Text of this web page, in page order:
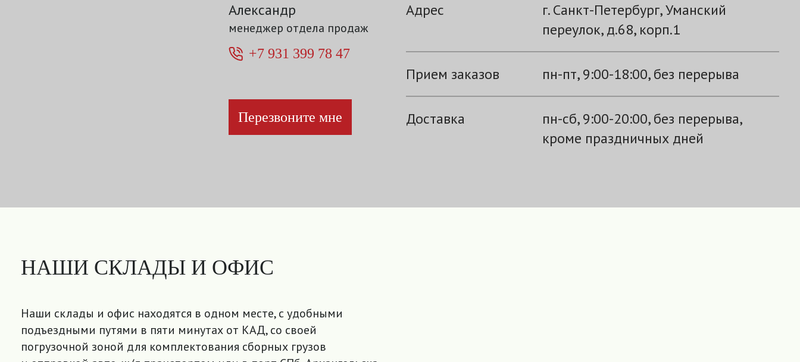
Александр
менеджер отдела продаж
+7 931 399 78 47
Перезвоните мне
Адрес
г. Санкт-Петербург, Уманский
переулок, д.68, корп.1
Прием заказов пн-пт, 9:00-18:00, без перерыва
Доставка
пн-сб, 9:00-20:00, без перерыва,
кроме праздничных дней
НАШИ СКЛАДЫ И ОФИС
Наши склады и офис находятся в одном месте, с удобными
подъездными путями в пяти минутах от КАД, со своей
погрузочной зоной для комплектования сборных грузов